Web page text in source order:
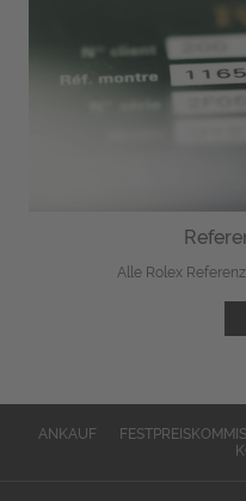
Alle Rolex
ANKAUF